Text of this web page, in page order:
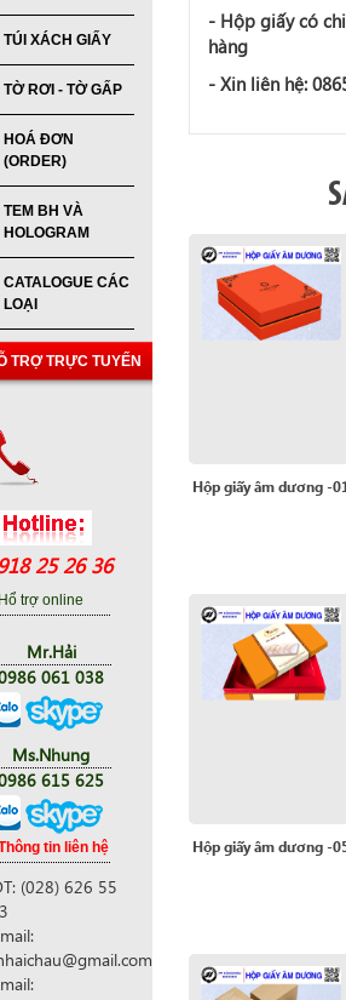
TÚI XÁCH GIẤY
TỜ RƠI - TỜ GẤP
HOÁ ĐƠN
(ORDER)
TEM BH VÀ
HOLOGRAM
CATALOGUE CÁC
LOẠI
TRỢ TRỰC TUYẾN
25 26 36
Hổ trợ online
Mr.Hải
061 038
Ms.Nhung
615 625
tin liên hệ
(028) 626 55
- Hộp giấycó chi
hàng
- Xin liên hệ:
Hộp giấy âm dương -
Hộp giấy âm dương -